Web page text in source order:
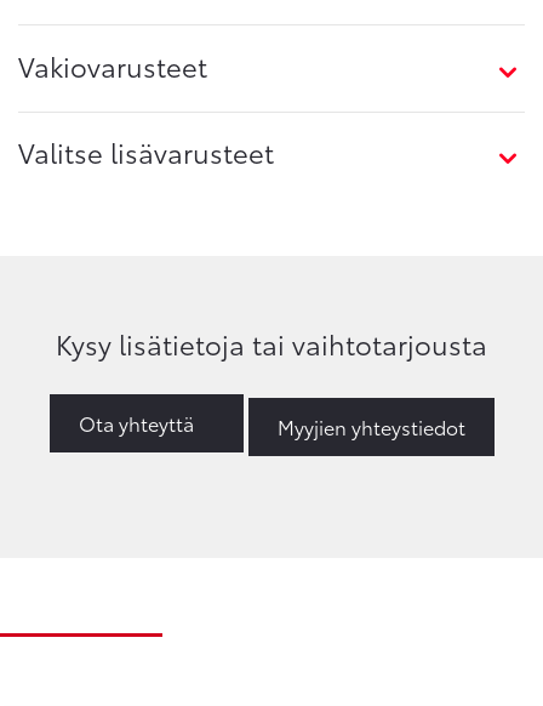
Vakiovarusteet
Valitse lisävarusteet
Kysy lisätietoja tai vaihtotarjousta
Ota yhteyttä Myyjien yhteystiedot